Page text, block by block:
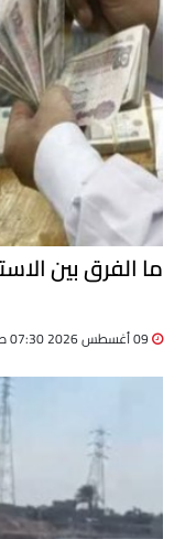
ما الفرق بين